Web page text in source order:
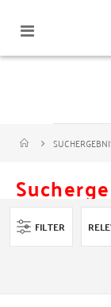
Navigation
FILTER